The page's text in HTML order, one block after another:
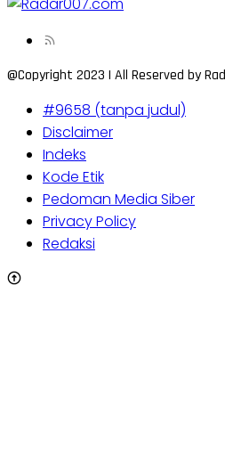
@Copyright 2023 | All Reserved by
#9658 (tanpa judul)
Disclaimer
Indeks
Kode Etik
Pedoman Media Siber
Privacy Policy
Redaksi